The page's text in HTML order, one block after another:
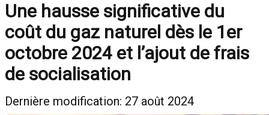
Une hausse significative du
coût du gaz naturel dès le 1er
octobre 2024 et l’ajout de frais
de socialisation
Dernière modification: 27 août 2024